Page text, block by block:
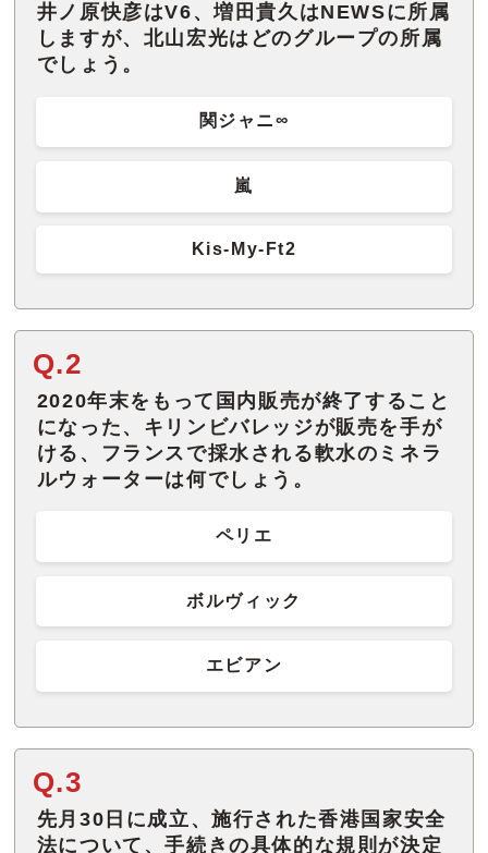
井ノ原快彦はV6、増田貴久はNEWSに所属
しますが、北山宏光はどのグループの所属
でしょう。
関ジャニ∞
嵐
Kis-My-Ft2
Q.2
2020年末をもって国内販売が終了すること
になった、キリンビバレッジが販売を手が
ける、フランスで採水される軟水のミネラ
ルウォーターは何でしょう。
ペリエ
ボルヴィック
エビアン
Q.3
先月30日に成立、施行された香港国家安全
法について、手続きの具体的な規則が決定